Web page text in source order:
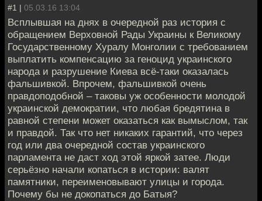
#1 | 05.03.16 13:04
Всплывшая на днях в очередной раз история с
обращением Верховной Рады Украины к Великому
Государственному Хуралу Монголии с требованием
выплатить компенсацию за геноцид украинского
народа и разрушение Киева всё-таки оказалась
фальшивкой. Впрочем, фальшивкой очень
правдоподобной – таковы уж особенности молодой
украинской демократии, что любая бредятина в
равной степени может оказаться как вымыслом, так
и правдой. Так что нет никаких гарантий, что через
год или два очередной состав украинского
парламента не даст ход этой яркой затее. Люди
серьёзно начали копаться в истории: валят
памятники, переименовывают улицы и города.
Почему бы не докопаться до Батыя?